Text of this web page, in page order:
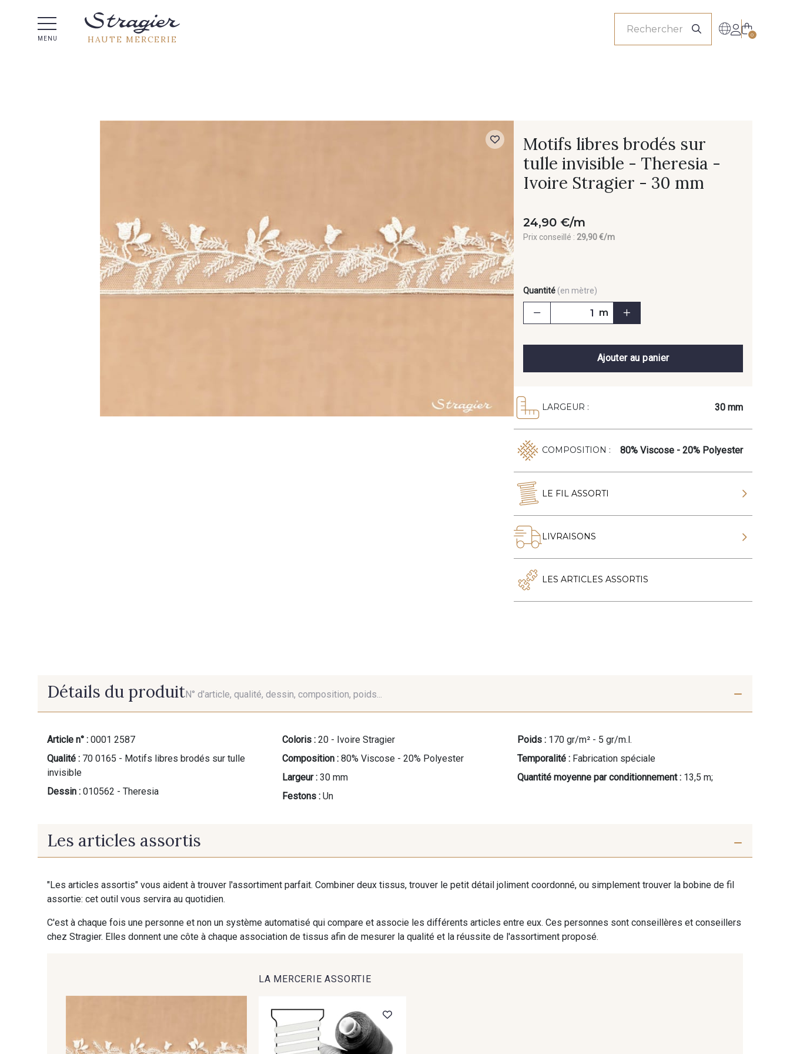
MENU HAUTE MERCERIE 0
Motifs libres brodés sur
tulle invisible - Theresia -
Ivoire Stragier - 30 mm
24,90 €/m
Prix conseillé : 29,90 €/m
Quantité (en mètre)
m
Ajouter au panier
LARGEUR : 30 mm
COMPOSITION : 80% Viscose - 20% Polyester
LE FIL ASSORTI
LIVRAISONS
LES ARTICLES ASSORTIS
Détails du produitN° d'article, qualité, dessin, composition, poids...
Article n° : 0001 2587
Qualité :
invisible
Dessin : 010562 - Theresia
Coloris : 20 - Ivoire Stragier
Composition : 80% Viscose - 20% Polyester
Largeur : 30 mm
Festons : Un
Poids : 170 gr/m² - 5 gr/m.l.
Temporalité : Fabrication spéciale
Quantité moyenne par conditionnement : 13,5 m;
Les articles assortis
"Les articles assortis" vous aident à trouver l'assortiment parfait. Combiner deux tissus, trouver le petit détail joliment coordonné, ou simplement trouver la bobine de fil
assortie: cet outil vous servira au quotidien.
C'est à chaque fois une personne et non un système automatisé qui compare et associe les différents articles entre eux. Ces personnes sont conseillères et conseillers
chez Stragier. Elles donnent une côte à chaque association de tissus afin de mesurer la qualité et la réussite de l'assortiment proposé.
LA MERCERIE ASSORTIE